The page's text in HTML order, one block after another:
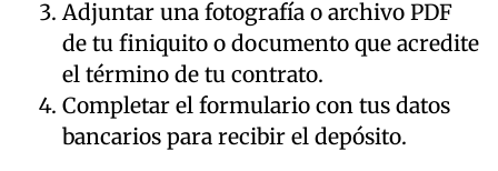
Adjuntar una fotografía o archivo PDF
de tu finiquito o documento que acredite
el término de tu contrato.
Completar el formulario con tus datos
bancarios para recibir el depósito.